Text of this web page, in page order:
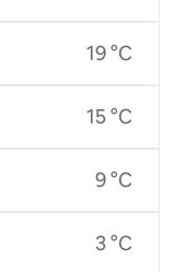
19 °C
15 °C
9 °C
3 °C